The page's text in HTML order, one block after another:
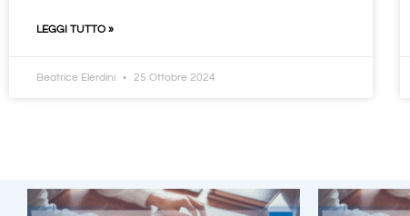
LEGGI TUTTO »
Beatrice Elerdini 25 Ottobre 2024